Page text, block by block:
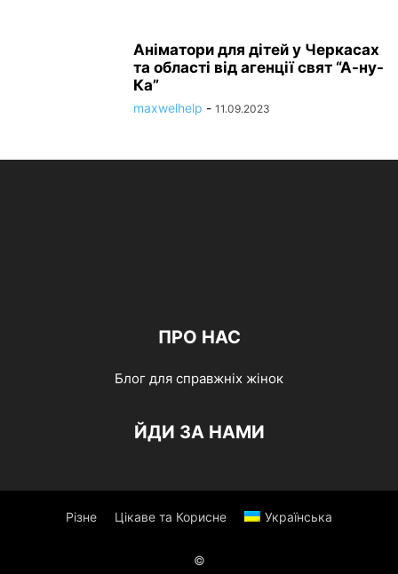
Аніматори для дітей у Черкасах
та області від агенції свят “А-ну-
Ка”
maxwelhelp - 11.09.2023
ПРО НАС
Блог для справжніх жінок
ЙДИ ЗА НАМИ
Різне Цікаве та Корисне Українська
©